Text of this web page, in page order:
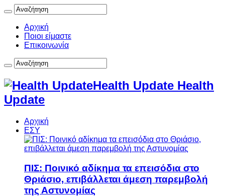
Αρχική
Ποιοι είμαστε
Επικοινωνία
Health Update Health
Update
Αρχική
ΕΣΥ
ΠΙΣ: Ποινικό αδίκημα τα επεισόδια στο
Θριάσιο, επιβάλλεται άμεση παρεμβολή
της Αστυνομίας